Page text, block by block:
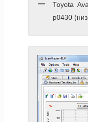
Toyota
p0430